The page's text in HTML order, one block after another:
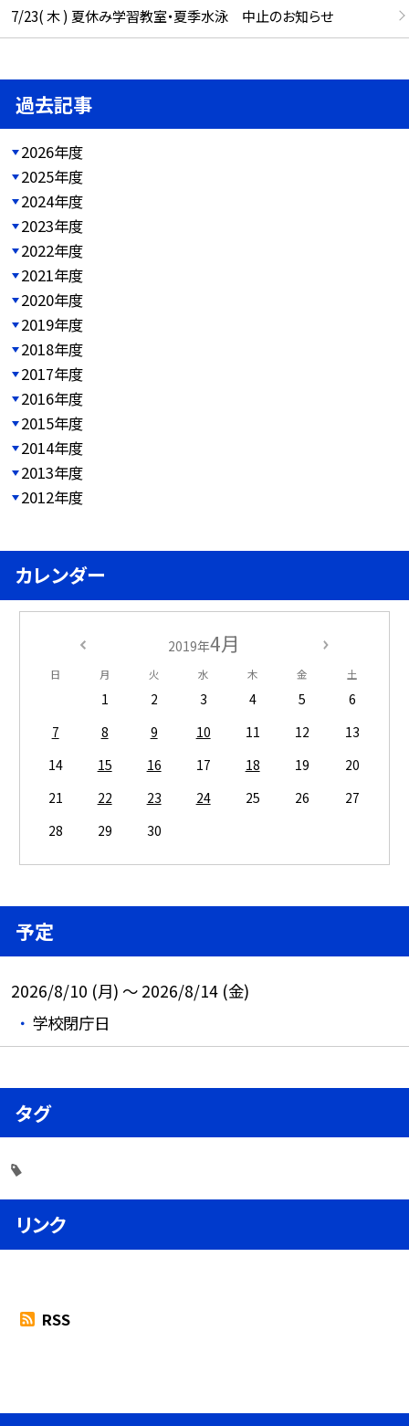
7/23( 木 ) 夏休み学習教室・夏季水泳 中止のお知らせ
過去記事
2026年度
2025年度
2024年度
2023年度
2022年度
2021年度
2020年度
2019年度
2018年度
2017年度
2016年度
2015年度
2014年度
2013年度
2012年度
カレンダー
2019年4月
日 月 火 水 木 金 土
1 2 3 4 5
6
7
8 9 10 11 12
13
14
15 16 17 18 19
20
21
22 23 24 25 26
27
28
29 30
予定
2026/8/10 (月) ～ 2026/8/14 (金)
学校閉庁日
タグ
リンク
RSS